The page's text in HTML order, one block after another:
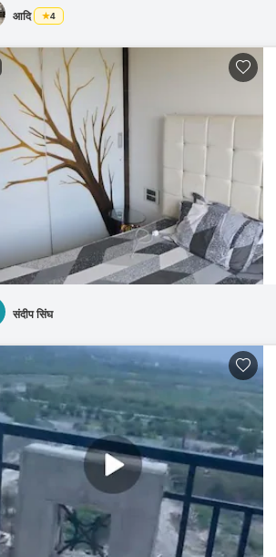
आदि 4
संदीप सिंघ